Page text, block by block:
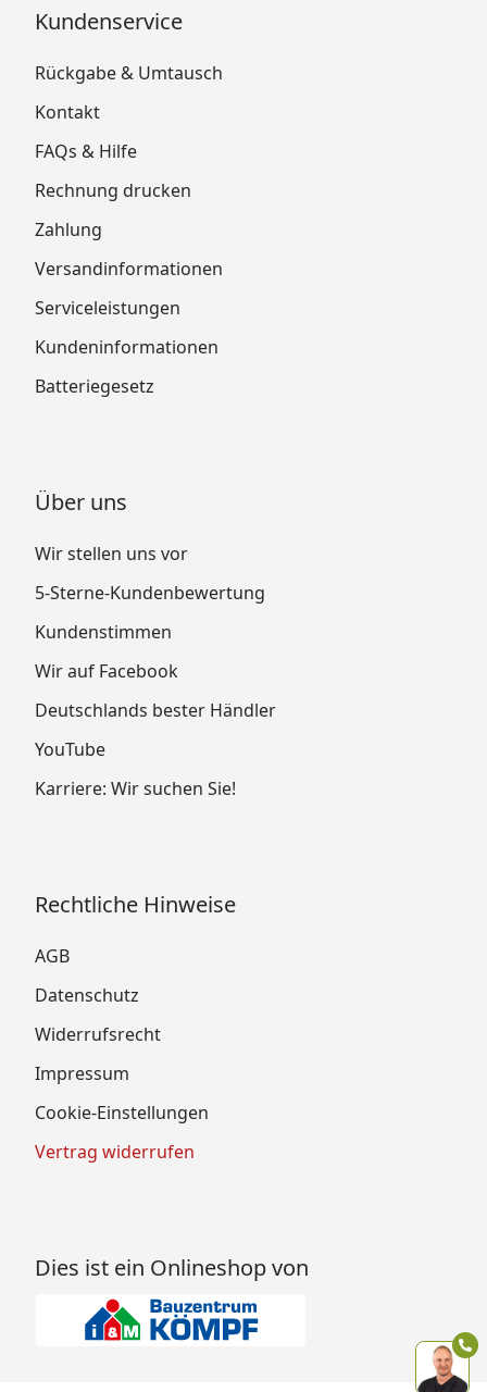
Kundenservice
Rückgabe & Umtausch
Kontakt
FAQs & Hilfe
Rechnung drucken
Zahlung
Versandinformationen
Serviceleistungen
Kundeninformationen
Batteriegesetz
Über uns
Wir stellen uns vor
5-Sterne-Kundenbewertung
Kundenstimmen
Wir auf Facebook
Deutschlands bester Händler
YouTube
Karriere: Wir suchen Sie!
Rechtliche Hinweise
AGB
Datenschutz
Widerrufsrecht
Impressum
Cookie-Einstellungen
Vertrag widerrufen
Dies ist ein Onlineshop von